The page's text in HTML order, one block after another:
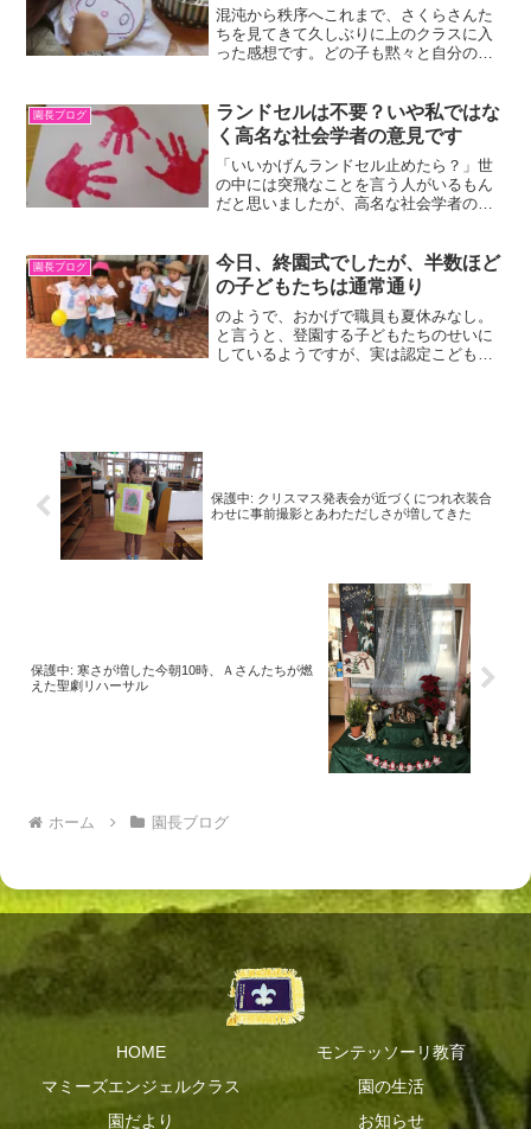
混沌から秩序へこれまで、さくらさんた
ちを見てきて久しぶりに上のクラスに入
った感想です。どの子も黙々と自分のオ
どもたちの画像を削除しました。私のな
かでは画像公表は前年度の...
園長ブログ
ランドセルは不要？いや私ではな
く高名な社会学者の意見です
「いいかげんランドセル止めたら？」世
の中には突飛なことを言う人がいるもん
だと思いましたが、高名な社会学者の意
ントだから男の子は黒、女の子は赤にな
る、とも。今朝の南風録に...
園長ブログ
今日、終園式でしたが、半数ほど
の子どもたちは通常通り
のようで、おかげで職員も夏休みなし。
と言うと、登園する子どもたちのせいに
しているようですが、実は認定こども園
保護中: クリスマス発表会が近づくにつれ衣装合
わせに事前撮影とあわただしさが増してきた
保護中: 寒さが増した今朝10時、Ａさんたちが燃
えた聖劇リハーサル
ホーム 園長ブログ
HOME
モンテッソーリ教育
マミーズエンジェルクラス
園の生活
園だより
お知らせ